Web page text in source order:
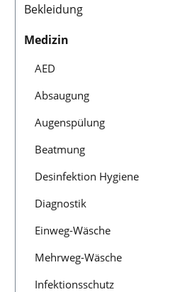
Bekleidung
Medizin
AED
Absaugung
Augenspülung
Beatmung
Desinfektion Hygiene
Diagnostik
Einweg-Wäsche
Mehrweg-Wäsche
Infektionsschutz